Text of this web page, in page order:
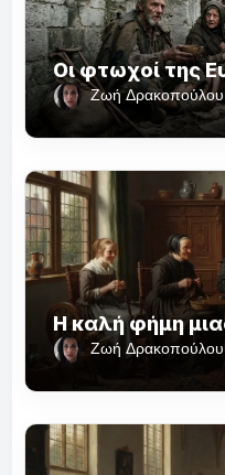
Οι φτωχοί της
Ζωή Δρακοπούλου
Η καλή φήμη
Ζωή Δρακοπούλου